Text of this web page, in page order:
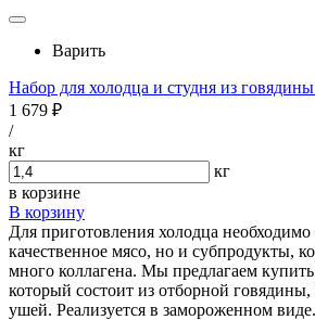
Варить
Набор для холодца и студня из
1 679 ₽
/
кг
кг
в корзине
В корзину
Для приготовления холодца необходимо
качественное мясо, но и субпродукты,
много коллагена. Мы предлагаем
который состоит из отборной
ушей. Реализуется в замороженном виде.